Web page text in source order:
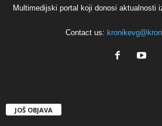
Multimedijski portal koji donosi aktualnosti
Contact us:
JOŠ OBJAVA